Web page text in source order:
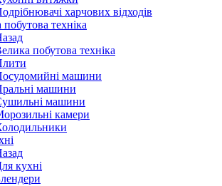
харчових відходів
техніка
побутова техніка
машини
машини
машини
камери
кухні